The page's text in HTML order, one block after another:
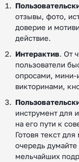
отзывы, фото,
доверие и
действие.
Интерактив. От
пользователи
опросами, мини-
викторинами,
инструмент для
на его пути к
Готовя текст
очередь
мельчайших